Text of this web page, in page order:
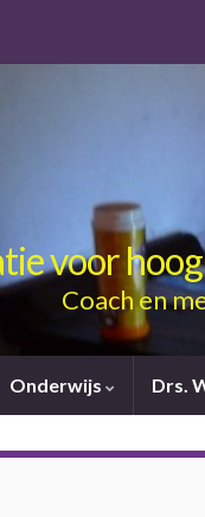
voor
Coach en
Onderwijs Drs.